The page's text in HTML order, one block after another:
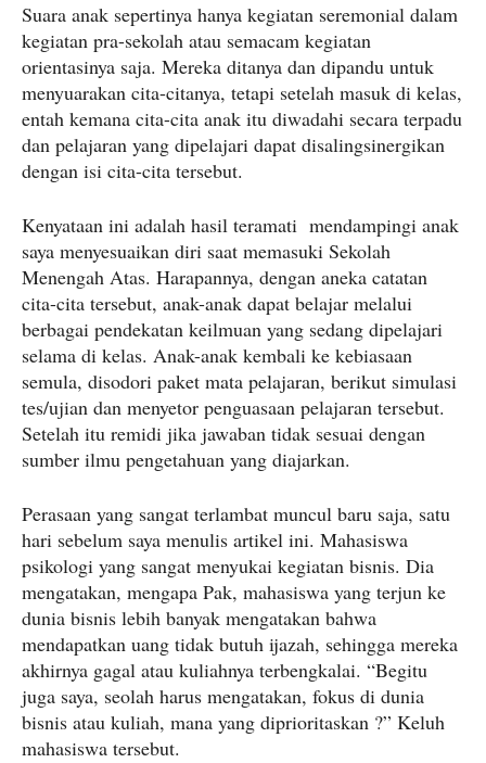
Suara anak sepertinya hanya kegiatan seremonial dalam
kegiatan pra-sekolah atau semacam kegiatan
orientasinya saja. Mereka ditanya dan dipandu untuk
menyuarakan cita-citanya, tetapi setelah masuk di kelas,
entah kemana cita-cita anak itu diwadahi secara terpadu
dan pelajaran yang dipelajari dapat disalingsinergikan
dengan isi cita-cita tersebut.
Kenyataan ini adalah hasil teramati mendampingi anak
saya menyesuaikan diri saat memasuki Sekolah
Menengah Atas. Harapannya, dengan aneka catatan
cita-cita tersebut, anak-anak dapat belajar melalui
berbagai pendekatan keilmuan yang sedang dipelajari
selama di kelas. Anak-anak kembali ke kebiasaan
semula, disodori paket mata pelajaran, berikut simulasi
tes/ujian dan menyetor penguasaan pelajaran tersebut.
Setelah itu remidi jika jawaban tidak sesuai dengan
sumber ilmu pengetahuan yang diajarkan.
Perasaan yang sangat terlambat muncul baru saja, satu
hari sebelum saya menulis artikel ini. Mahasiswa
psikologi yang sangat menyukai kegiatan bisnis. Dia
mengatakan, mengapa Pak, mahasiswa yang terjun ke
dunia bisnis lebih banyak mengatakan bahwa
mendapatkan uang tidak butuh ijazah, sehingga mereka
akhirnya gagal atau kuliahnya terbengkalai. “Begitu
juga saya, seolah harus mengatakan, fokus di dunia
bisnis atau kuliah, mana yang diprioritaskan ?” Keluh
mahasiswa tersebut.